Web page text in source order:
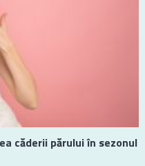
căderii părului în sezonul